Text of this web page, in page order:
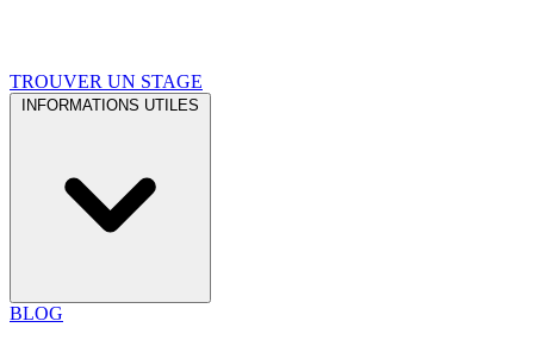
TROUVER UN STAGE
INFORMATIONS UTILES
BLOG